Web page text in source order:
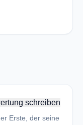
schreiben
Erste, der seine